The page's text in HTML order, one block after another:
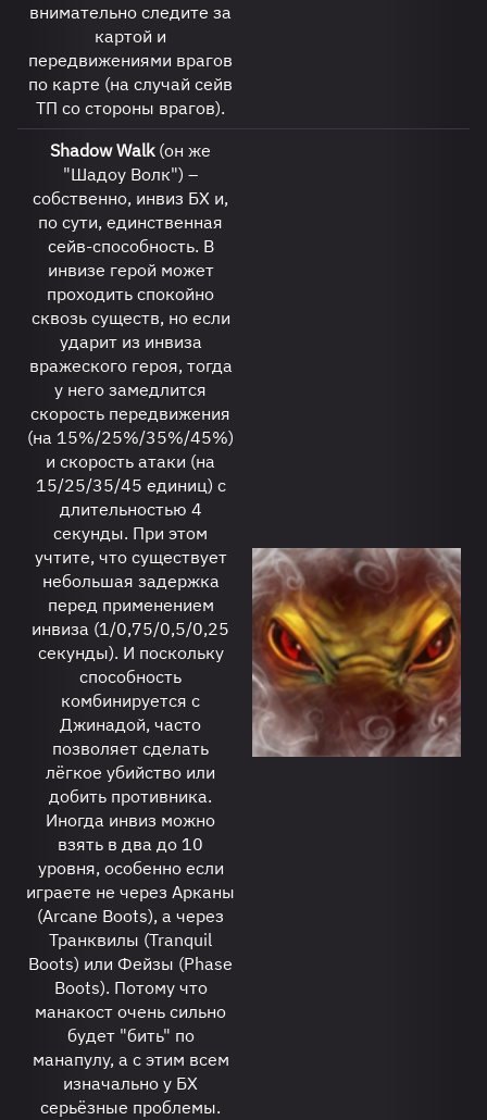
внимательно следите за
картой и
передвижениями врагов
по карте (на случай сейв
ТП со стороны врагов).
Shadow Walk(он же
"Шадоу Волк") –
собственно, инвиз БХ и,
по сути, единственная
сейв-способность. В
инвизе герой может
проходить спокойно
сквозь существ, но если
ударит из инвиза
вражеского героя, тогда
у него замедлится
скорость передвижения
(на 15%/25%/35%/45%)
и скорость атаки (на
15/25/35/45 единиц) с
длительностью 4
секунды. При этом
учтите, что существует
небольшая задержка
перед применением
инвиза (1/0,75/0,5/0,25
секунды). И поскольку
способность
комбинируется с
Джинадой, часто
позволяет сделать
лёгкое убийство или
добить противника.
Иногда инвиз можно
взять в два до 10
уровня, особенно если
играете не через Арканы
(Arcane Boots), а через
Транквилы (Tranquil
Boots) или Фейзы (Phase
Boots). Потому что
манакост очень сильно
будет "бить" по
манапулу, а с этим всем
изначально у БХ
серьёзные проблемы.